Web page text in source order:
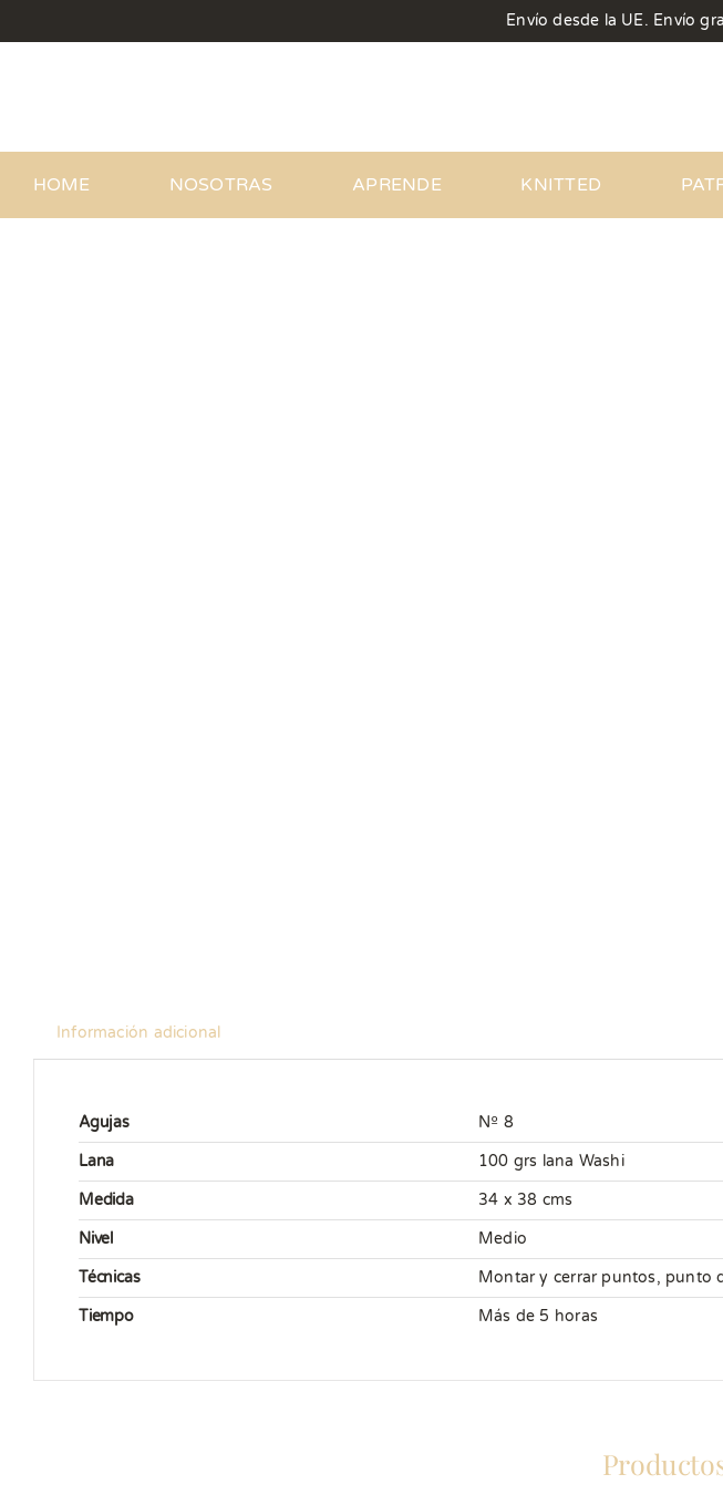
al
Envío desde la UE. Envío
HOME NOSOTRAS APRENDE KNITTED
Información adicional
Agujas Nº 8
Lana 100 grs lana Washi
Medida 34 x 38 cms
Nivel Medio
Técnicas Montar y cerrar puntos, punto
Tiempo Más de 5 horas